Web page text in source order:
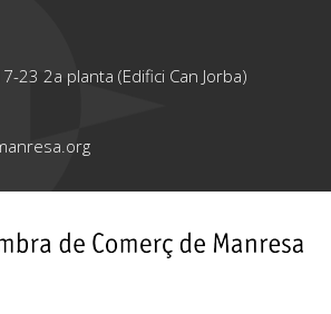
23 2a planta (Edifici Can Jorba)